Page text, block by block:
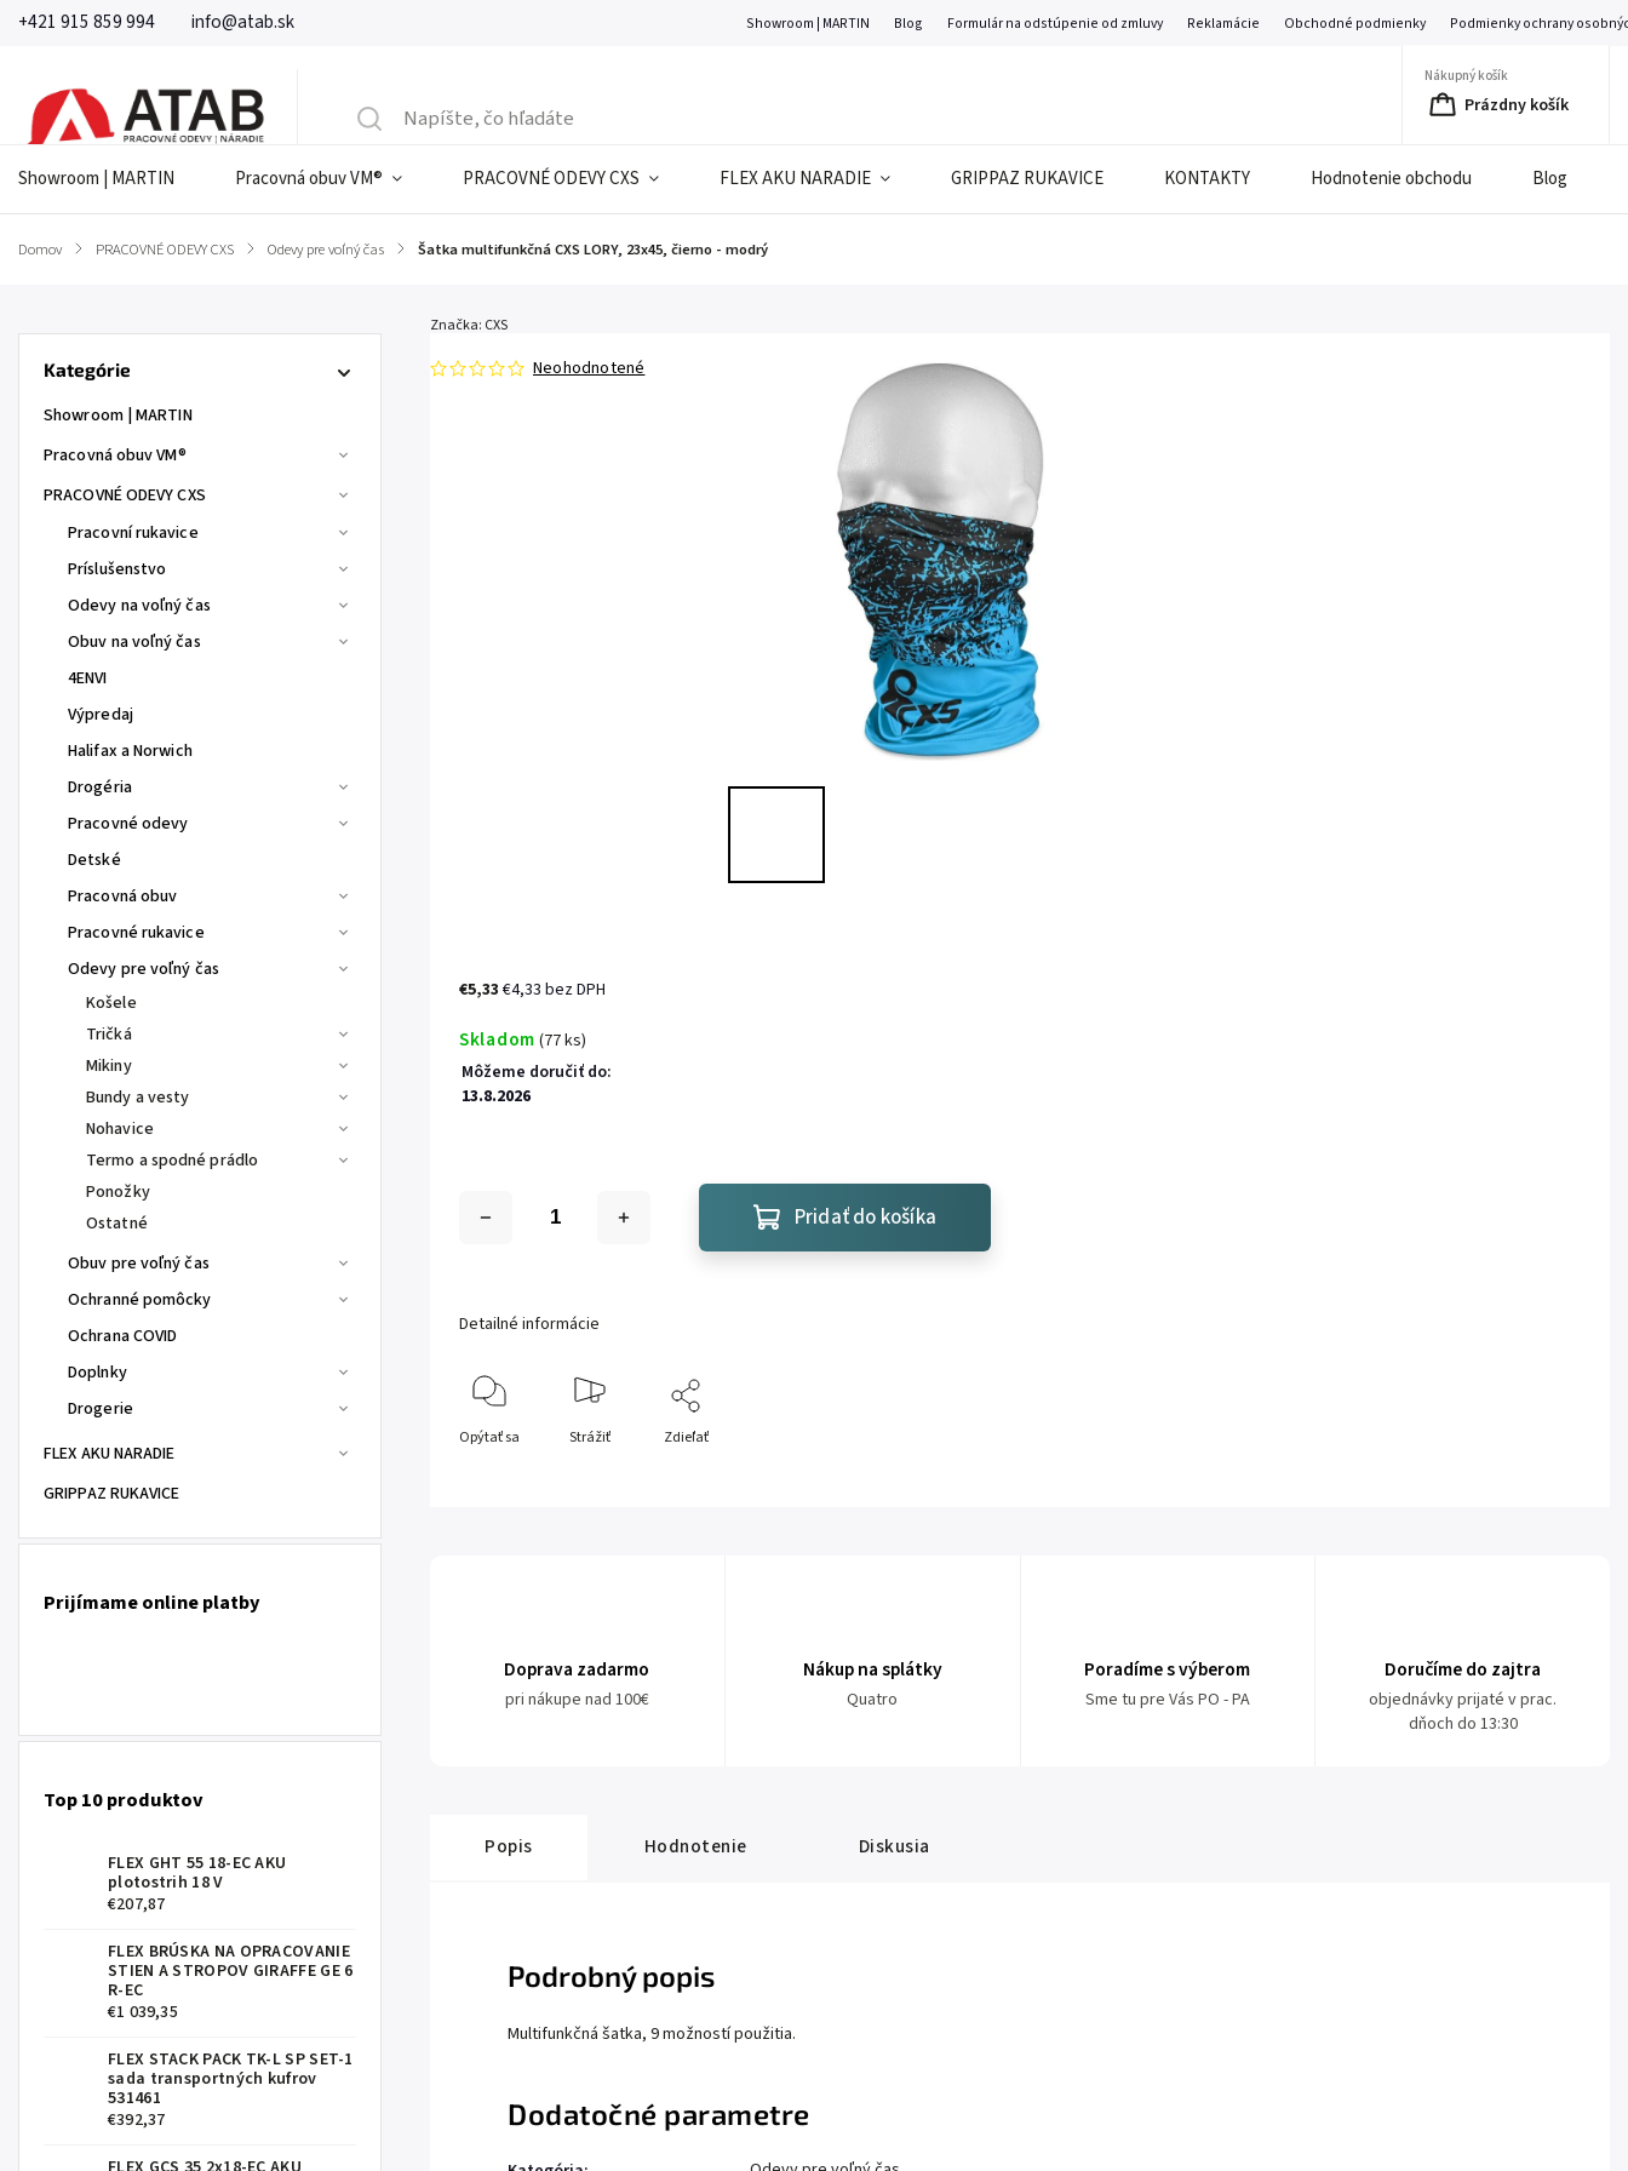
+421 915 859 994 info@atab.sk Showroom | MARTIN Blog Formulár na odstúpenie od zmluvy Reklamácie Obchodné podmienky Podmienky ochrany
Nákupný košík
Prázdny košík
Showroom | MARTIN Pracovná obuv VM® PRACOVNÉ ODEVY CXS FLEX AKU NARADIE GRIPPAZ RUKAVICE KONTAKTY Hodnotenie obchodu Blog
Domov / PRACOVNÉ ODEVY CXS / Odevy pre voľný čas / Šatka multifunkčná CXS LORY, 23x45, čierno - modrý
Kategórie
Showroom | MARTIN
Pracovná obuv VM®
PRACOVNÉ ODEVY CXS
Pracovní rukavice
Príslušenstvo
Odevy na voľný čas
Obuv na voľný čas
4ENVI
Výpredaj
Halifax a Norwich
Drogéria
Pracovné odevy
Detské
Pracovná obuv
Pracovné rukavice
Odevy pre voľný čas
Košele
Tričká
Mikiny
Bundy a vesty
Nohavice
Termo a spodné prádlo
Ponožky
Ostatné
Obuv pre voľný čas
Ochranné pomôcky
Ochrana COVID
Doplnky
Drogerie
FLEX AKU NARADIE
GRIPPAZ RUKAVICE
Prijímame online platby
Top 10 produktov
FLEX GHT 55 18-EC AKU
plotostrih 18 V
€207,87
FLEX BRÚSKA NA OPRACOVANIE
STIEN A STROPOV GIRAFFE GE 6
R-EC
€1 039,35
FLEX STACK PACK TK-L SP SET-1
sada transportných kufrov
531461
€392,37
Neohodnotené
Značka: CXS
€5,33 €4,33 bez DPH
Skladom (77 ks)
Môžeme doručiť do:
13.8.2026
Pridať do košíka
Detailné informácie
Opýtať sa Strážiť Zdieľať
Doprava zadarmo
pri nákupe nad 100€
Nákup na splátky
Quatro
Poradíme s výberom
Sme tu pre Vás PO - PA
Doručíme do zajtra
objednávky prijaté v prac.
dňoch do 13:30
Popis Hodnotenie Diskusia
Podrobný popis
Multifunkčná šatka, 9 možností použitia.
Dodatočné parametre